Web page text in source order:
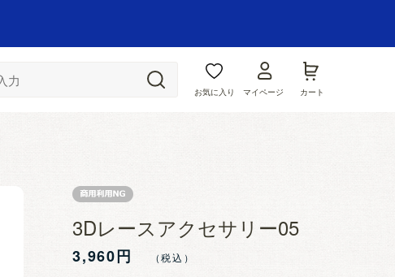
お気に入り マイページ カート
3Dレースアクセサリー05
3,960円